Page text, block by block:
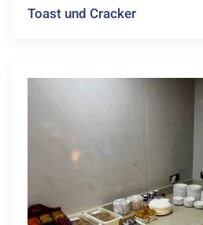
Toast und Cracker